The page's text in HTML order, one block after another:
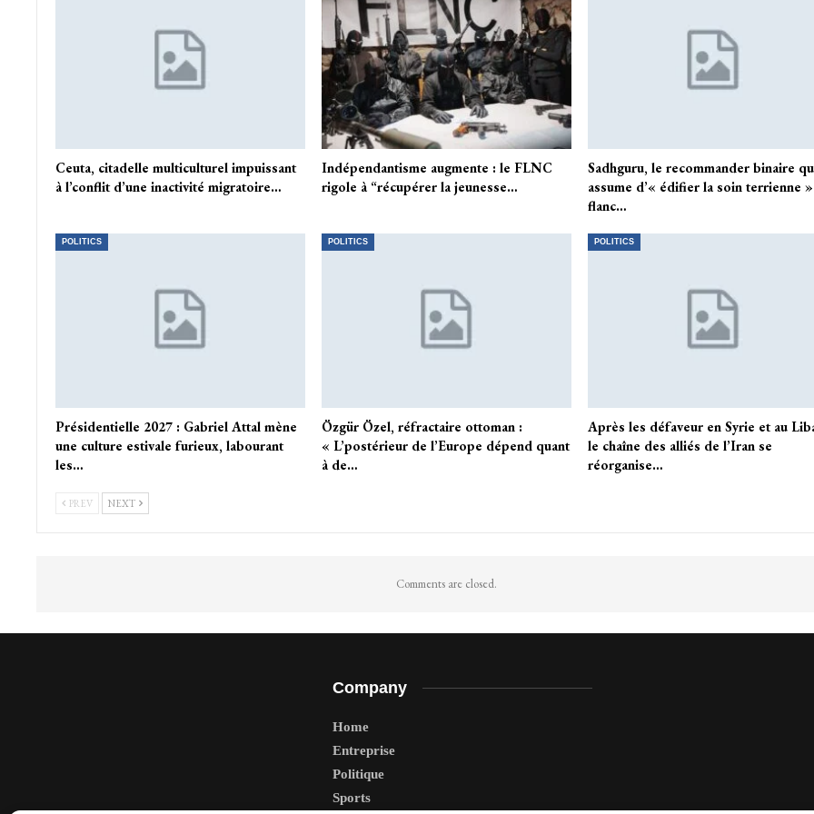
Ceuta, citadelle multiculturel impuissant
à l’conflit d’une inactivité migratoire…
Indépendantisme augmente : le FLNC
rigole à “récupérer la jeunesse…
Sadhguru, le recommander binaire
assume d’« édifier la soin terrienne
flanc…
POLITICS
Présidentielle 2027 : Gabriel Attal mène
une culture estivale furieux, labourant
les…
POLITICS
Özgür Özel, réfractaire ottoman :
« L’postérieur de l’Europe dépend quant
à de…
POLITICS
Après les défaveur en Syrie et au
le chaîne des alliés de l’Iran se
réorganise…
PREV NEXT
Comments are closed.
Company
Home
Entreprise
Politique
Sports